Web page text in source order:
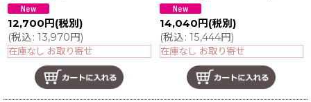
12,700 円 (税別)
(税込: 13,970円)
在庫なし お取り寄せ
14,040 円 (税別)
(税込: 15,444円)
在庫なし お取り寄せ